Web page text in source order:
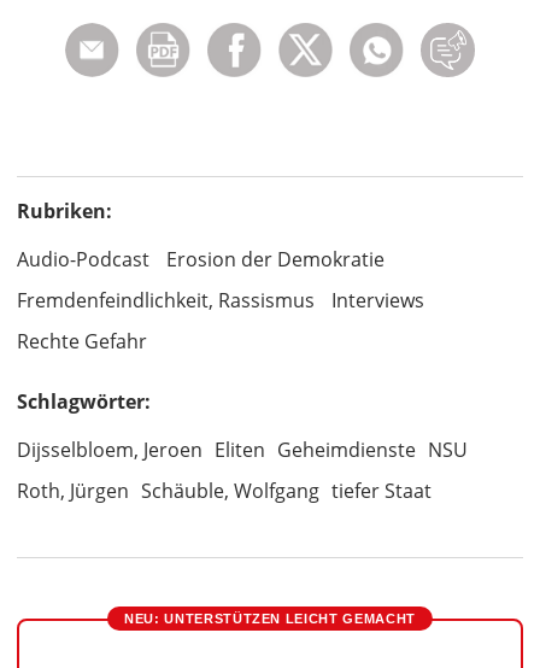
Rubriken:
Audio-Podcast
Erosion der Demokratie
Fremdenfeindlichkeit, Rassismus
Interviews
Rechte Gefahr
Schlagwörter:
Dijsselbloem, Jeroen Eliten Geheimdienste NSU
Roth, Jürgen Schäuble, Wolfgang tiefer Staat
NEU: UNTERSTÜTZEN LEICHT GEMACHT